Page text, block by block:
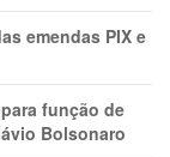
emendas PIX e
função de
Bolsonaro